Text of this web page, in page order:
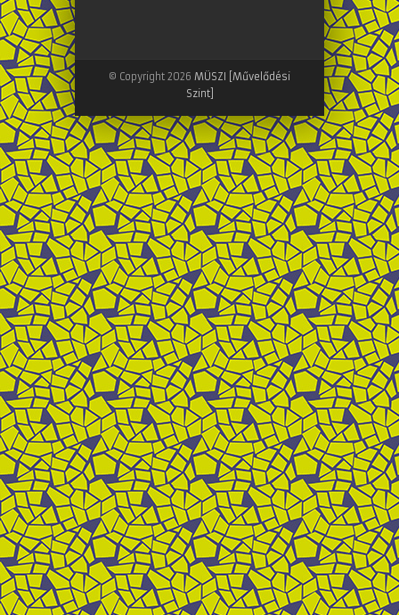
© Copyright 2026 MÜSZI [Művelődési
Szint]